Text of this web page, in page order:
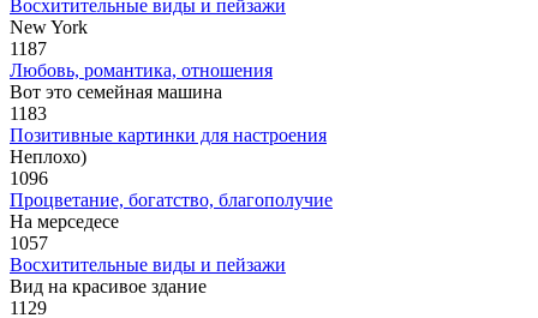
Восхитительные виды и пейзажи
New York
1187
Любовь, романтика, отношения
Вот это семейная машина
1183
Позитивные картинки для настроения
Неплохо)
1096
Процветание, богатство, благополучие
На мерседесе
1057
Восхитительные виды и пейзажи
Вид на красивое здание
1129